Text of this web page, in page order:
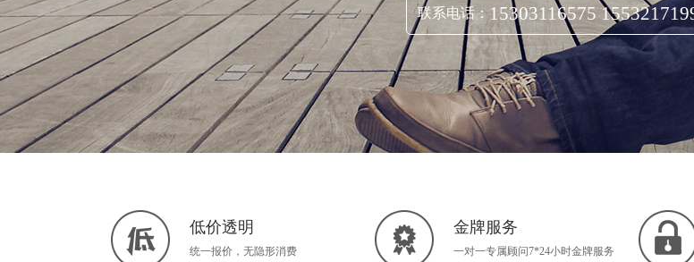
联系电话： 15303116575
低价透明
统一报价，无隐形消费
金牌服务
一对一专属顾问7*24小时金牌服务